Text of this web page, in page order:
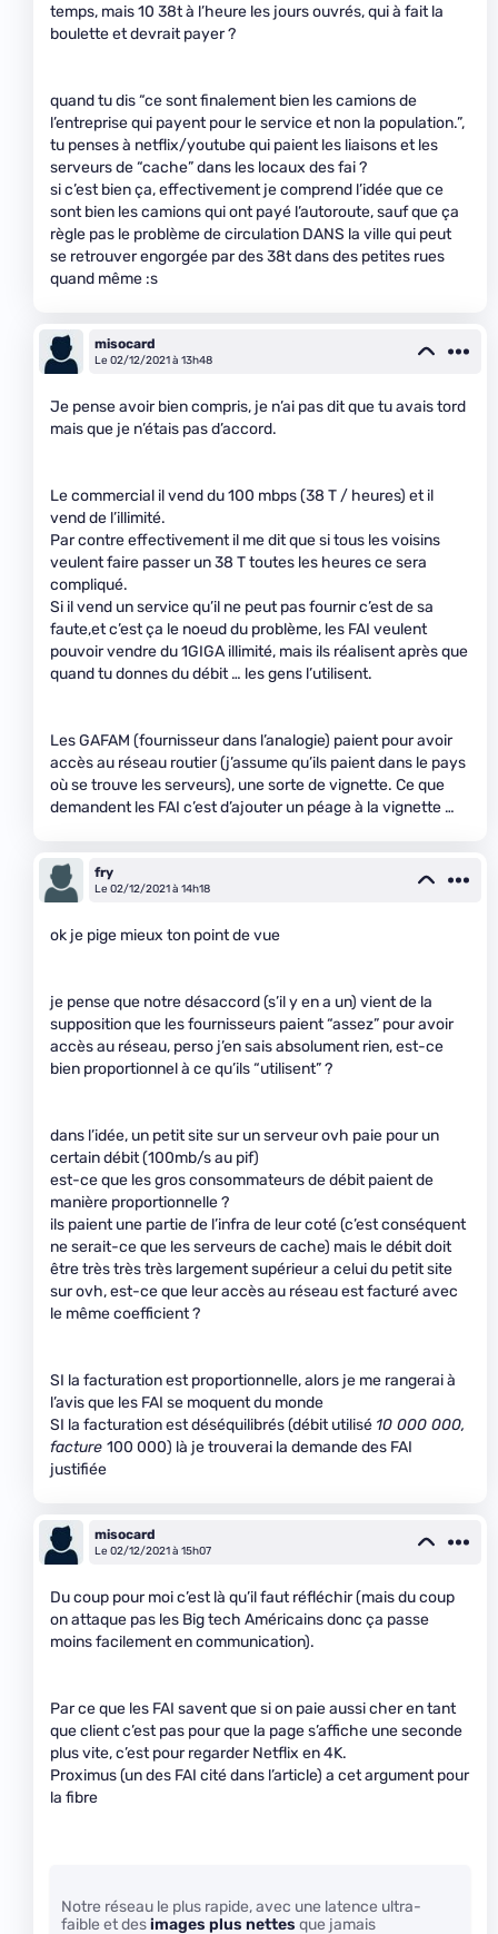
temps, mais 10 38t à l’heure les jours ouvrés, qui à fait la
boulette et devrait payer ?
quand tu dis “ce sont finalement bien les camions de
l’entreprise qui payent pour le service et non la population.”,
tu penses à netflix/youtube qui paient les liaisons et les
serveurs de “cache” dans les locaux des fai ?
si c’est bien ça, effectivement je comprend l’idée que ce
sont bien les camions qui ont payé l’autoroute, sauf que ça
règle pas le problème de circulation DANS la ville qui peut
se retrouver engorgée par des 38t dans des petites rues
quand même :s
misocard
Le 02/12/2021 à 13h48
Je pense avoir bien compris, je n’ai pas dit que tu avais tord
mais que je n’étais pas d’accord.
Le commercial il vend du 100 mbps (38 T / heures) et il
vend de l’illimité.
Par contre effectivement il me dit que si tous les voisins
veulent faire passer un 38 T toutes les heures ce sera
compliqué.
Si il vend un service qu’il ne peut pas fournir c’est de sa
faute,et c’est ça le noeud du problème, les FAI veulent
pouvoir vendre du 1GIGA illimité, mais ils réalisent après que
quand tu donnes du débit … les gens l’utilisent.
Les GAFAM (fournisseur dans l’analogie) paient pour avoir
accès au réseau routier (j’assume qu’ils paient dans le pays
où se trouve les serveurs), une sorte de vignette. Ce que
demandent les FAI c’est d’ajouter un péage à la vignette …
fry
Le 02/12/2021 à 14h18
ok je pige mieux ton point de vue
je pense que notre désaccord (s’il y en a un) vient de la
supposition que les fournisseurs paient “assez” pour avoir
accès au réseau, perso j’en sais absolument rien, est-ce
bien proportionnel à ce qu’ils “utilisent” ?
dans l’idée, un petit site sur un serveur ovh paie pour un
certain débit (100mb/s au pif)
est-ce que les gros consommateurs de débit paient de
manière proportionnelle ?
ils paient une partie de l’infra de leur coté (c’est conséquent
ne serait-ce que les serveurs de cache) mais le débit doit
être très très très largement supérieur a celui du petit site
sur ovh, est-ce que leur accès au réseau est facturé avec
le même coefficient ?
SI la facturation est proportionnelle, alors je me rangerai à
l’avis que les FAI se moquent du monde
SI la facturation est déséquilibrés (débit utilisé 10 000 000,
facture 100 000) là je trouverai la demande des FAI
justifiée
misocard
Le 02/12/2021 à 15h07
Du coup pour moi c’est là qu’il faut réfléchir (mais du coup
on attaque pas les Big tech Américains donc ça passe
moins facilement en communication).
Par ce que les FAI savent que si on paie aussi cher en tant
que client c’est pas pour que la page s’affiche une seconde
plus vite, c’est pour regarder Netflix en 4K.
Proximus (un des FAI cité dans l’article) a cet argument pour
la fibre
Notre réseau le plus rapide, avec une latence ultra-
faible et desimages plus nettes que jamais